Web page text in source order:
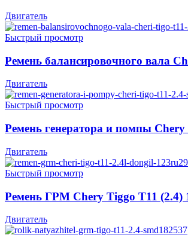
Двигатель
Быстрый просмотр
Ремень балансировочного вала
Двигатель
Быстрый просмотр
Ремень генератора и помпы
Двигатель
Быстрый просмотр
Ремень ГРМ Chery Tiggo T11 (2.4)
Двигатель